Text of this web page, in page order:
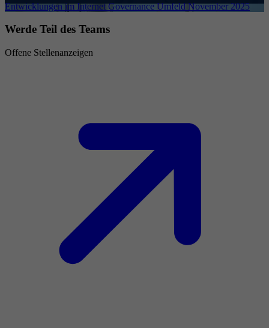
Entwicklungen im Internet Governance Umfeld November 2025
Werde Teil des Teams
Offene Stellenanzeigen